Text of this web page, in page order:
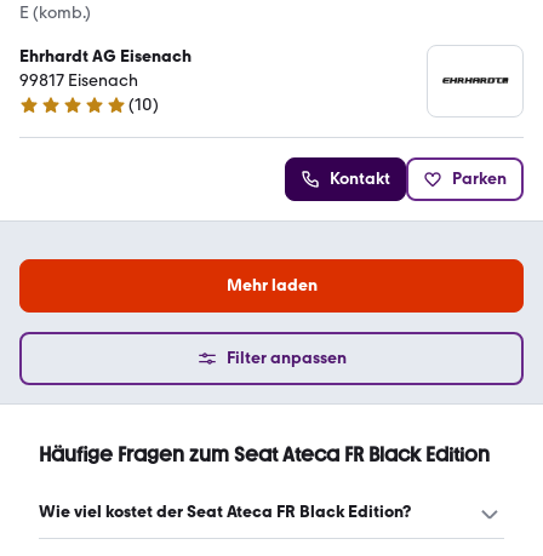
E (komb.)
Ehrhardt AG Eisenach
99817 Eisenach
5 Sterne
(10)
Kontakt Parken
Mehr laden
Filter anpassen
Häufige Fragen zum Seat Ateca FR Black Edition
Wie viel kostet der Seat Ateca FR Black Edition?